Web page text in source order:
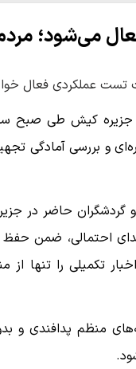
می‌شود؛
تست عملکردی فعال
جزیره کیش طی صبح
و بررسی آمادگی
گردشگران حاضر در
احتمالی، ضمن حفظ
تکمیلی را تنها از
منظم پدافندی و